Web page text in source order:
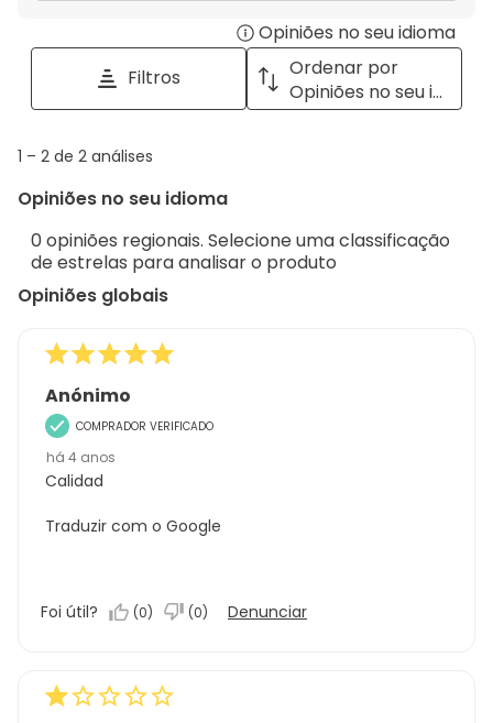
Opiniões no seu idioma
a
with
Filtros
Ordenar por
Opiniões no seu idioma
1
2
análises
1 – 2 de 2 análises
Opiniões no seu idioma
0 opiniões regionais. Selecione uma classificação
de estrelas para analisar o produto
Opiniões globais
Anónimo
COMPRADOR VERIFICADO
há 4 anos
Calidad
Traduzir com o Google
Foi útil? (0) (0) Denunciar